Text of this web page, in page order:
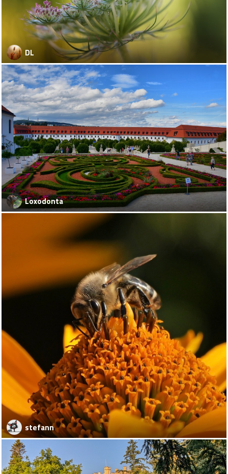
DL
Loxodonta
stefann